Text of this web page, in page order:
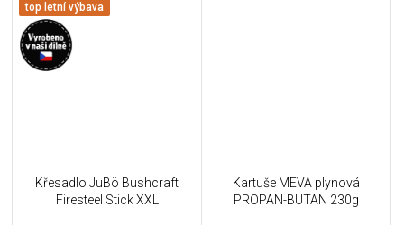
top letní výbava
Křesadlo JuBö Bushcraft
Firesteel Stick XXL
Kartuše MEVA plynová
PROPAN-BUTAN 230g